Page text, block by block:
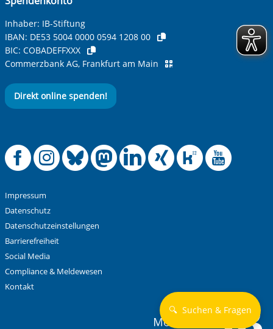
Inhaber: IB-Stiftung
IBAN: DE53 5004 0000 0594 1208 00
BIC: COBADEFFXXX
Commerzbank AG, Frankfurt am Main
Direkt online spenden!
Offizielle
Offizielle
Offizielle
Offizielle
Offizielle
Impressum
Datenschutz
Datenschutzeinstellungen
Barrierefreiheit
Social Media
Compliance & Meldewesen
Kontakt
🔍 Suchen & Fragen